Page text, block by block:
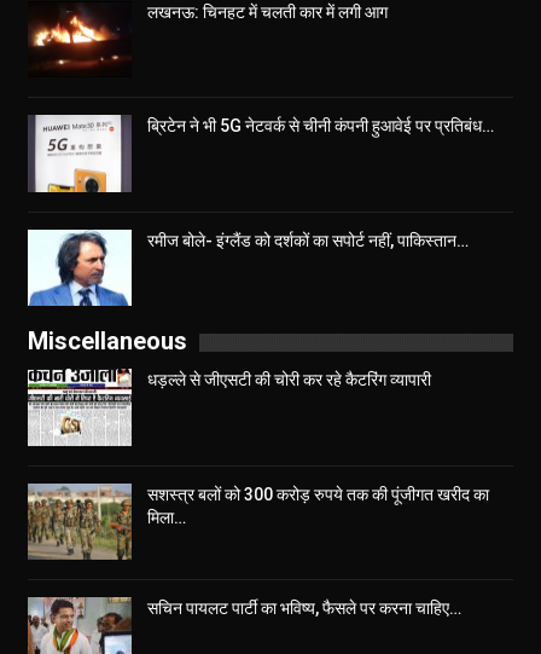
लखनऊ: चिनहट में चलती कार में लगी आग
ब्रिटेन ने भी 5G नेटवर्क से चीनी कंपनी हुआवेई पर प्रतिबंध…
रमीज बोले- इंग्लैंड को दर्शकों का सपोर्ट नहीं, पाकिस्तान…
Miscellaneous
धड़ल्ले से जीएसटी की चोरी कर रहे कैटरिंग व्यापारी
सशस्त्र बलों को 300 करोड़ रुपये तक की पूंजीगत खरीद का
मिला…
सचिन पायलट पार्टी का भविष्य, फैसले पर करना चाहिए…